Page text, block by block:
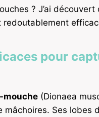
? J’ai découvert
redoutablement
pour
mouche (Dionaea
Ses lobes